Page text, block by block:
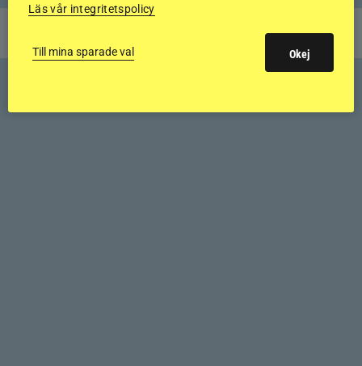
Läs vår integritetspolicy
Till mina sparade val Okej